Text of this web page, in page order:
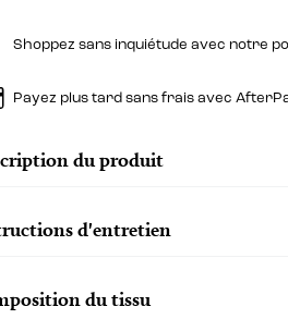
Shoppez sans inquiétude avec notre
Payez plus tard sans frais avec
du produit
d'entretien
du tissu